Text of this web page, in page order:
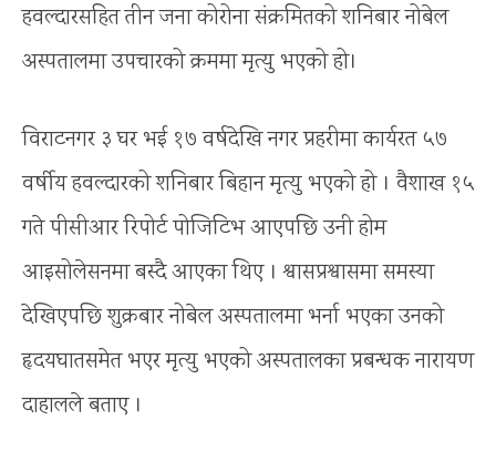
हवल्दारसहित तीन जना कोरोना संक्रमितको शनिबार नोबेल
अस्पतालमा उपचारको क्रममा मृत्यु भएको हो।
विराटनगर ३ घर भई १७ वर्षदेखि नगर प्रहरीमा कार्यरत ५७
वर्षीय हवल्दारको शनिबार बिहान मृत्यु भएको हो । वैशाख १५
गते पीसीआर रिपोर्ट पोजिटिभ आएपछि उनी होम
आइसोलेसनमा बस्दै आएका थिए । श्वासप्रश्वासमा समस्या
देखिएपछि शुक्रबार नोबेल अस्पतालमा भर्ना भएका उनको
हृदयघातसमेत भएर मृत्यु भएको अस्पतालका प्रबन्धक नारायण
दाहालले बताए ।